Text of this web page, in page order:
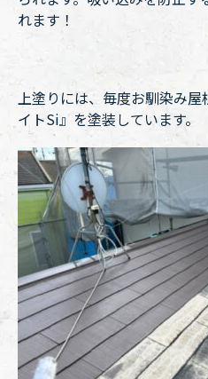
れます！
上塗りには、毎度お馴染み
イトSi』を塗装しています。